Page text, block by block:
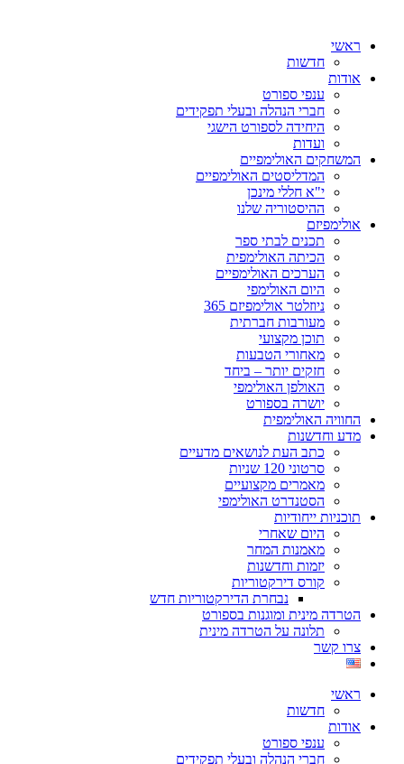
ראשי
חדשות
אודות
ענפי ספורט
חברי הנהלה ובעלי תפקידים
היחידה לספורט הישגי
ועדות
המשחקים האולימפיים
המדליסטים האולימפיים
י"א חללי מינכן
ההיסטוריה שלנו
אולימפיזם
תכנים לבתי ספר
הכיתה האולימפית
הערכים האולימפיים
היום האולימפי
ניוזלטר אולימפיזם 365
מעורבות חברתית
תוכן מקצועי
מאחורי הטבעות
חזקים יותר – ביחד
האולפן האולימפי
יושרה בספורט
החוויה האולימפית
מדע וחדשנות
כתב העת לנושאים מדעיים
סרטוני 120 שניות
מאמרים מקצועיים
הסטנדרט האולימפי
תוכניות ייחודיות
היום שאחרי
מאמנות המחר
יזמות וחדשנות
קורס דירקטוריות
נבחרת הדירקטוריות חדש
הטרדה מינית ומוגנות בספורט
תלונה על הטרדה מינית
צרו קשר
ראשי
חדשות
אודות
ענפי ספורט
חברי הנהלה ובעלי תפקידים